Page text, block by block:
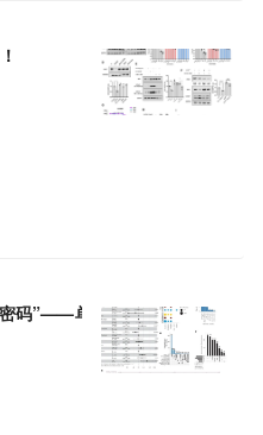
码”——单细胞图谱有望揭示治